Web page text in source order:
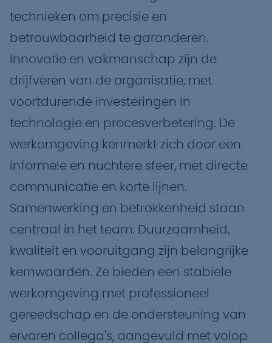
technieken om precisie en
betrouwbaarheid te garanderen.
Innovatie en vakmanschap zijn de
drijfveren van de organisatie, met
voortdurende investeringen in
technologie en procesverbetering. De
werkomgeving kenmerkt zich door een
informele en nuchtere sfeer, met directe
communicatie en korte lijnen.
Samenwerking en betrokkenheid staan
centraal in het team. Duurzaamheid,
kwaliteit en vooruitgang zijn belangrijke
kernwaarden. Ze bieden een stabiele
werkomgeving met professioneel
gereedschap en de ondersteuning van
ervaren collega's, aangevuld met volop